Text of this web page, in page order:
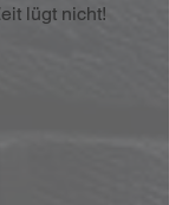
lügt nicht!